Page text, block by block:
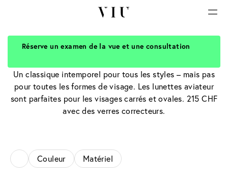
Un classique intemporel pour tous les styles – mais pas
pour toutes les formes de visage. Les lunettes aviateur
sont parfaites pour les visages carrés et ovales. 215 CHF
avec des verres correcteurs.
Couleur Matériel
Réserve un examen de la vue et une consultation